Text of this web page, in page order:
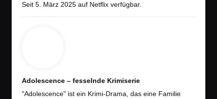
Seit 5. März 2025 auf Netflix verfügbar.
Adolescence – fesselnde Krimiserie
"Adolescence" ist ein Krimi-Drama, das eine Familie